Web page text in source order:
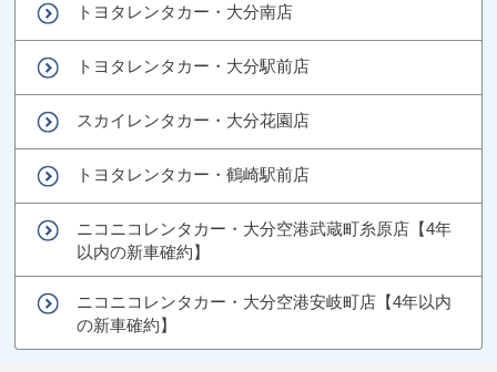
トヨタレンタカー・大分南店
トヨタレンタカー・大分駅前店
スカイレンタカー・大分花園店
トヨタレンタカー・鶴崎駅前店
ニコニコレンタカー・大分空港武蔵町糸原店【4年
以内の新車確約】
ニコニコレンタカー・大分空港安岐町店【4年以内
の新車確約】